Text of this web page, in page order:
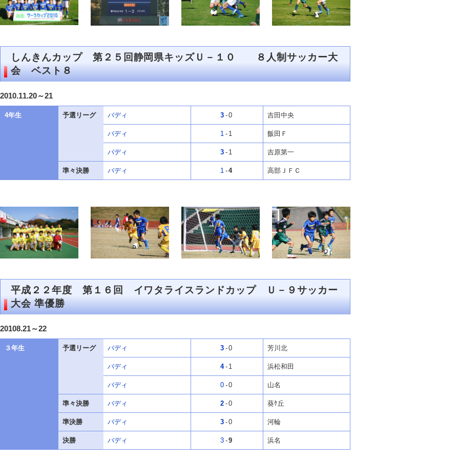
しんきんカップ 第２５回静岡県キッズＵ－１０ ８人制サッカー大
会 ベスト８
2010.11.20～21
4年生 予選リーグ バディ 3 -0 吉田中央
バディ 1 - 1 飯田Ｆ
バディ 3 - 1 吉原第一
準々決勝 バディ 1 -4 高部ＪＦＣ
平成２２年度 第１６回 イワタライスランドカップ Ｕ－９サッカー
大会 準優勝
20108.21～22
３年生 予選リーグ バディ 3 -0 芳川北
バディ 4- 1 浜松和田
バディ 0 -0 山名
準々決勝 バディ 2 -0 葵ｹ丘
準決勝 バディ 3 -0 河輪
決勝 バディ 3 -9 浜名